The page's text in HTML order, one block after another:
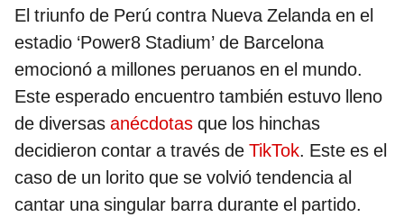
El triunfo de Perú contra Nueva Zelanda en el
estadio ‘Power8 Stadium’ de Barcelona
emocionó a millones peruanos en el mundo.
Este esperado encuentro también estuvo lleno
de diversas anécdotas que los hinchas
decidieron contar a través de TikTok. Este es el
caso de un lorito que se volvió tendencia al
cantar una singular barra durante el partido.